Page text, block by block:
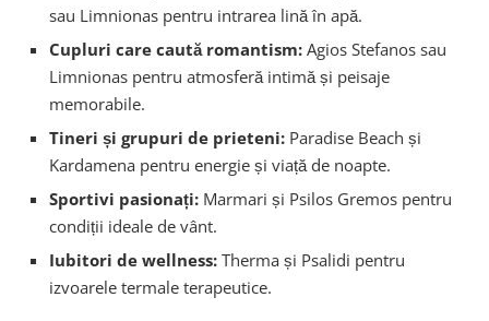
sau Limnionas pentru intrarea lină în apă.
Cupluri care caută romantism: Agios Stefanos sau
Limnionas pentru atmosferă intimă și peisaje
memorabile.
Tineri și grupuri de prieteni: Paradise Beach și
Kardamena pentru energie și viață de noapte.
Sportivi pasionați: Marmari și Psilos Gremos pentru
condiții ideale de vânt.
Iubitori de wellness: Therma și Psalidi pentru
izvoarele termale terapeutice.